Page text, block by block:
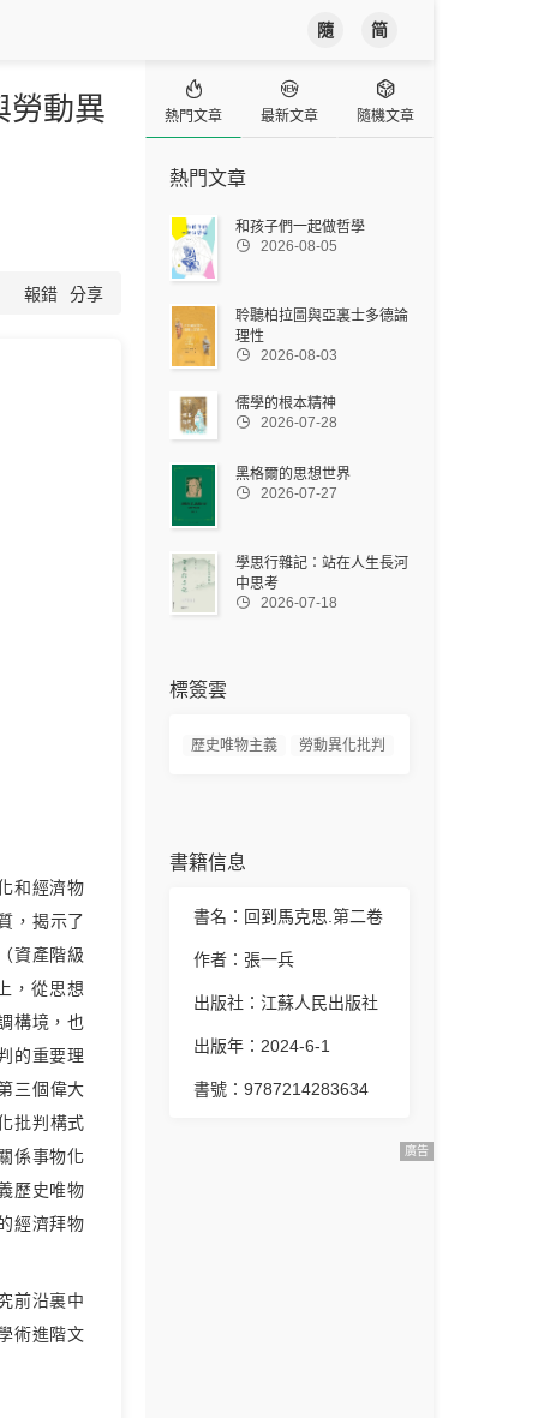
隨 简
勞動異
報錯 分享
和經濟物
，揭示了
資產階級
，從思想
構境，也
的重要理
三個偉大
批判構式
係事物化
歷史唯物
經濟拜物
前沿裏中
術進階文

熱門文章

最新文章

隨機文章
熱門文章
和孩子們一起做哲學
 2026-08-05
聆聽柏拉圖與亞裏士多德論
理性
 2026-08-03
儒學的根本精神
 2026-07-28
黑格爾的思想世界
 2026-07-27
學思行雜記：站在人生長河
中思考
 2026-07-18
標簽雲
歷史唯物主義 勞動異化批判
書籍信息
書名：回到馬克思.第二卷
作者：張一兵
出版社：江蘇人民出版社
出版年：2024-6-1
書號：9787214283634
廣告